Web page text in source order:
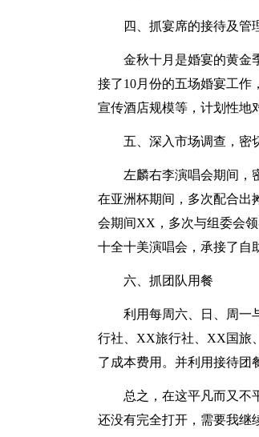
四、抓宴席的接待及管
金秋十月是婚宴的黄金
接了10月份的五场婚宴工作
宣传酒店规模等，计划性地
五、深入市场调查，密
左麟右李演唱会期间，
在亚洲杯期间，多次配合出
会期间XX，多次与组委会
十全十美演唱会，承接了自
六、抓团队用餐
利用每周六、日、周一
行社、XX旅行社、XX国旅
了成本费用。并利用接待团
总之，在这平凡而又不
还没有完全打开，需要我继